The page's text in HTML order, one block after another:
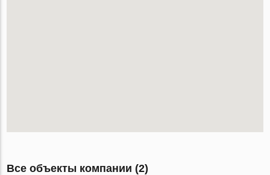
Все объекты компании (2)